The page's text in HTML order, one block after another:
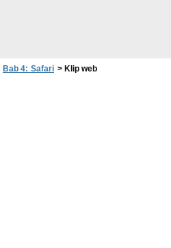
Bab 4: Safari > Klip web